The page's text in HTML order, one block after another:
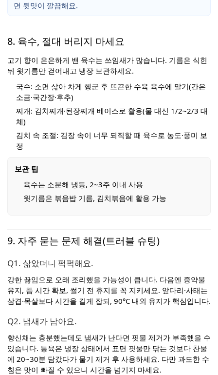
면 뒷맛이 깔끔해요.
8. 육수, 절대 버리지 마세요
고기 향이 은은하게 밴 육수는 쓰임새가 많습니다. 기름은 식힌
뒤 윗기름만 걷어내고 냉장 보관하세요.
국수: 소면 삶아 차게 헹군 후 뜨끈한 수육 육수에 말기(간은
소금·국간장·후추)
찌개: 김치찌개·된장찌개 베이스로 활용(물 대신 1/2~2/3 대
체)
김치 속 조절: 김장 속이 너무 되직할 때 육수로 농도·풍미 보
정
보관 팁
육수는 소분해 냉동, 2~3주 이내 사용
윗기름은 볶음밥 기름, 김치볶음에 활용 가능
9. 자주 묻는 문제 해결(트러블 슈팅)
Q1. 삶았더니 퍽퍽해요.
강한 끓임으로 오래 조리했을 가능성이 큽니다. 다음엔 중약불
유지, 뜸 시간 확보, 썰기 전 휴지를 꼭 지키세요. 앞다리·사태는
삼겹·목살보다 시간을 길게 잡되, 90°C 내외 유지가 핵심입니다.
Q2. 냄새가 남아요.
향신채는 충분했는데도 냄새가 난다면 핏물 제거가 부족했을 수
있습니다. 통육은 냉장 상태에서 표면 핏물만 닦는 것보다 찬물
에 20~30분 담갔다가 물기 제거 후 사용하세요. 다만 과도한 수
침은 맛이 빠질 수 있으니 시간을 넘기지 마세요.